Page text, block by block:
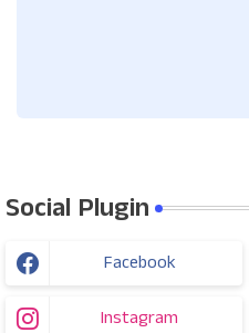
Social Plugin
Facebook
Instagram